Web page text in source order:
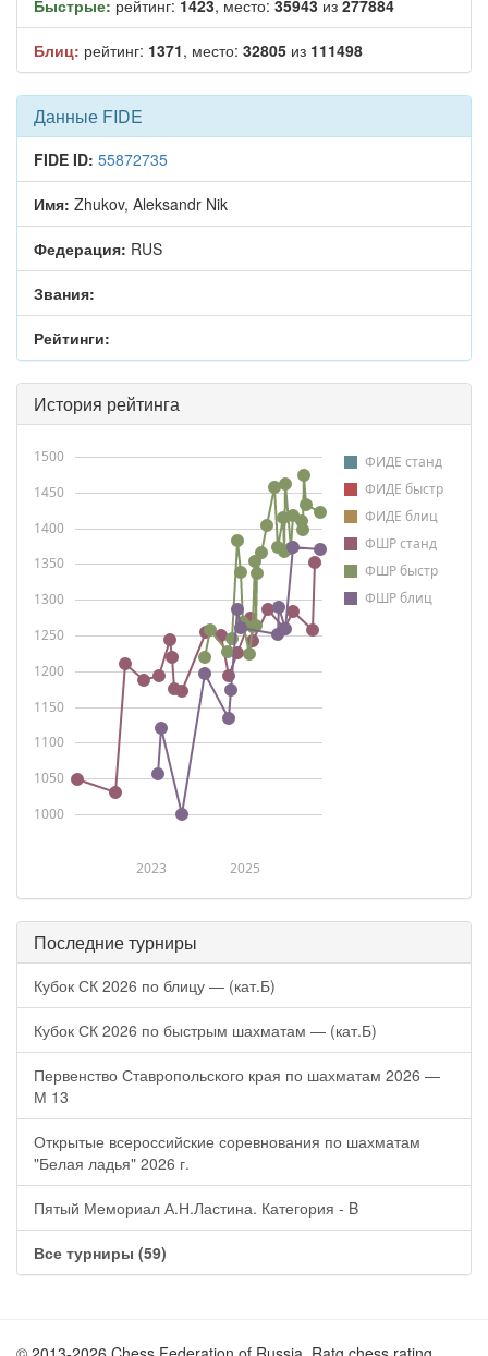
Быстрые: рейтинг: 1423, место: 35943 из 277884
Блиц: рейтинг: 1371, место: 32805 из 111498
Данные FIDE
FIDE ID: 55872735
Имя: Zhukov, Aleksandr Nik
Федерация: RUS
Звания:
Рейтинги:
История рейтинга
ФИДЕ станд
ФИДЕ быстр
ФИДЕ блиц
ФШР станд
ФШР быстр
ФШР блиц
2023 2025
1000
1050
1100
1150
1200
1250
1300
1350
1400
1450
1500
Последние турниры
Кубок СК 2026 по блицу — (кат.Б)
Кубок СК 2026 по быстрым шахматам — (кат.Б)
Первенство Ставропольского края по шахматам 2026 —
М 13
Открытые всероссийские соревнования по шахматам
"Белая ладья" 2026 г.
Пятый Мемориал А.Н.Ластина. Категория - B
Все турниры (59)